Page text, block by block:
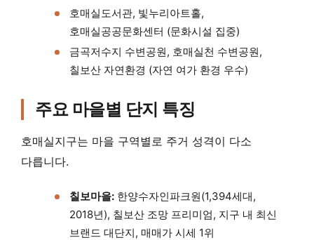
호매실도서관, 빛누리아트홀,
호매실공공문화센터 (문화시설 집중)
금곡저수지 수변공원, 호매실천 수변공원,
칠보산 자연환경 (자연 여가 환경 우수)
주요 마을별 단지 특징
호매실지구는 마을 구역별로 주거 성격이 다소
다릅니다.
칠보마을: 한양수자인파크원(1,394세대,
2018년), 칠보산 조망 프리미엄, 지구 내 최신
브랜드 대단지, 매매가 시세 1위